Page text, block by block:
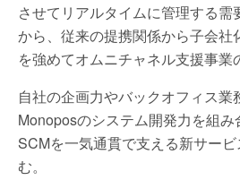
させてリアルタイムに管理する需
から、従来の提携関係から子会社
を強めてオムニチャネル支援事業
自社の企画力やバックオフィス業
Monoposのシステム開発力を組み
SCMを一気通貫で支える新サー
む。